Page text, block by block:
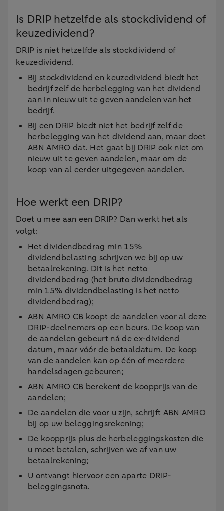
Is DRIP hetzelfde als stockdividend of
keuzedividend?
DRIP is niet hetzelfde als stockdividend of
keuzedividend.
Bij stockdividend en keuzedividend biedt het
bedrijf zelf de herbelegging van het dividend
aan in nieuw uit te geven aandelen van het
bedrijf.
Bij een DRIP biedt niet het bedrijf zelf de
herbelegging van het dividend aan, maar doet
ABN AMRO dat. Het gaat bij DRIP ook niet om
nieuw uit te geven aandelen, maar om de
koop van al eerder uitgegeven aandelen.
Hoe werkt een DRIP?
Doet u mee aan een DRIP? Dan werkt het als
volgt:
Het dividendbedrag min 15%
dividendbelasting schrijven we bij op uw
betaalrekening. Dit is het netto
dividendbedrag (het bruto dividendbedrag
min 15% dividendbelasting is het netto
dividendbedrag);
ABN AMRO CB koopt de aandelen voor al deze
DRIP-deelnemers op een beurs. De koop van
de aandelen gebeurt ná de ex-dividend
datum, maar vóór de betaaldatum. De koop
van de aandelen kan op één of meerdere
handelsdagen gebeuren;
ABN AMRO CB berekent de koopprijs van de
aandelen;
De aandelen die voor u zijn, schrijft ABN AMRO
bij op uw beleggingsrekening;
De koopprijs plus de herbeleggingskosten die
u moet betalen, schrijven we af van uw
betaalrekening;
U ontvangt hiervoor een aparte DRIP-
beleggingsnota.